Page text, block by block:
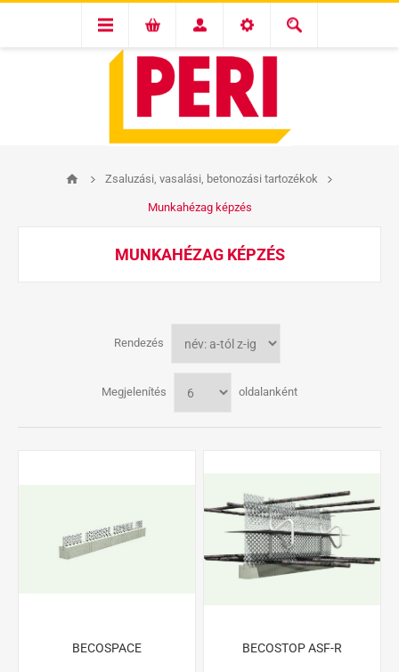
Zsaluzási, vasalási, betonozási tartozékok
Munkahézag képzés
MUNKAHÉZAG KÉPZÉS
Rendezés
Megjelenítés oldalanként
BECOSPACE BECOSTOP ASF-R